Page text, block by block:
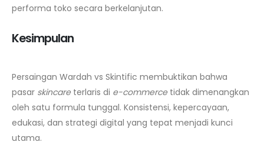
performa toko secara berkelanjutan.
Kesimpulan
Persaingan Wardah vs Skintific membuktikan bahwa
pasar skincareterlaris di e-commercetidak dimenangkan
oleh satu formula tunggal. Konsistensi, kepercayaan,
edukasi, dan strategi digital yang tepat menjadi kunci
utama.